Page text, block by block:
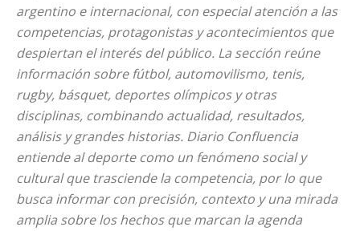
argentino e internacional, con especial atención a las
competencias, protagonistas y acontecimientos que
despiertan el interés del público. La sección reúne
información sobre fútbol, automovilismo, tenis,
rugby, básquet, deportes olímpicos y otras
disciplinas, combinando actualidad, resultados,
análisis y grandes historias. Diario Confluencia
entiende al deporte como un fenómeno social y
cultural que trasciende la competencia, por lo que
busca informar con precisión, contexto y una mirada
amplia sobre los hechos que marcan la agenda